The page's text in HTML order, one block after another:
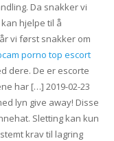
Da snakker vi
hjelpe til å
vi først snakker om
porno top escort
dere. De er escorte
har […] 2019-02-23
lyn give away! Disse
Sletting kan kun
krav til lagring